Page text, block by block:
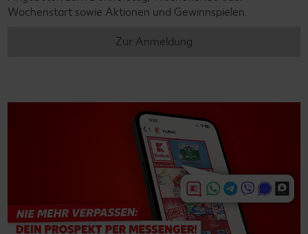
Wochenstart sowie Aktionen und Gewinnspielen.
Zur Anmeldung